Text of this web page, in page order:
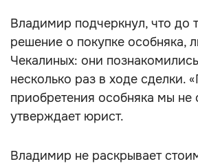
Владимир подчеркнул, что до
решение о покупке особняка,
Чекалиных: они
несколько раз в ходе сделки.
приобретения особняка мы не
утверждает юрист.
Владимир не раскрывает